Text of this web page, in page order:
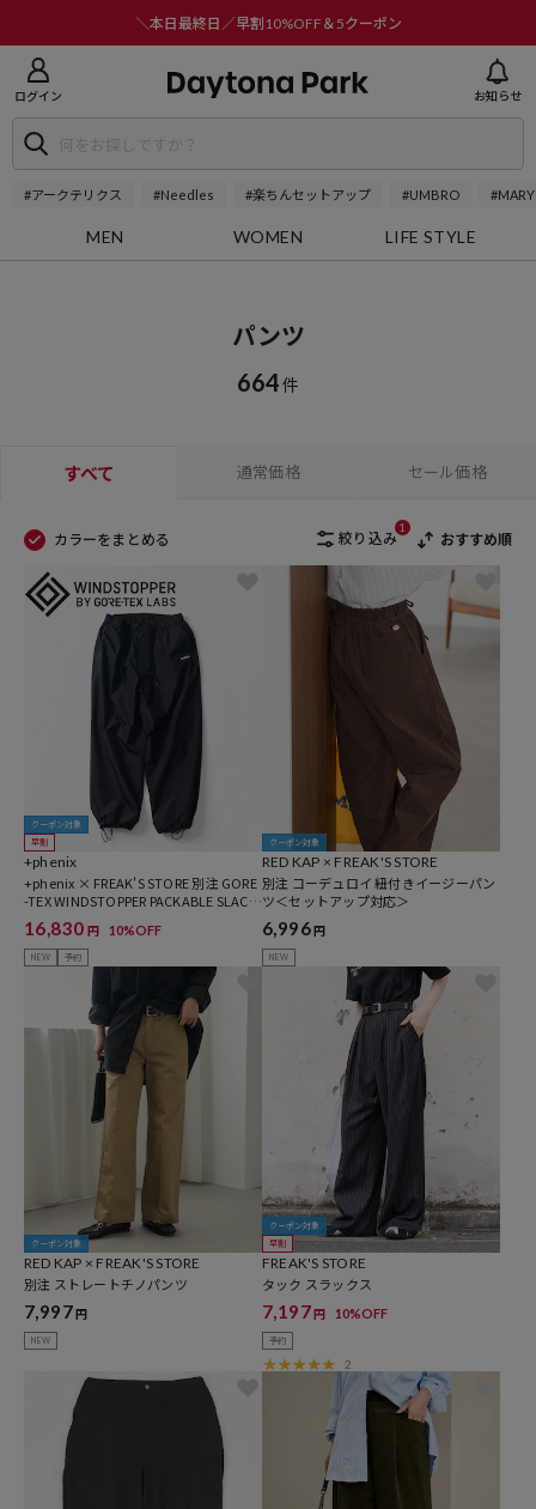
＼本日最終日／早割10%OFF＆5クーポン
ログイン お知らせ
#アークテリクス #Needles #楽ちんセットアップ #UMBRO
MEN WOMEN LIFE STYLE
パンツ
664件
すべて 通常価格 セール価格
カラーをまとめる 絞り込み
1
おすすめ順
クーポン対象
早割
+phenix
+phenix × FREAK'S STORE 別注 GORE
-TEX WINDSTOPPER PACKABLE SLACK
S【セットアップ対応】
16,830 円 10%OFF
NEW 予約
クーポン対象
RED KAP × FREAK'S STORE
別注 コーデュロイ 紐付きイージーパン
ツ＜セットアップ対応＞
6,996円
NEW
クーポン対象
RED KAP × FREAK'S STORE
別注 ストレートチノパンツ
7,997円
NEW
クーポン対象
早割
FREAK'S STORE
タック スラックス
7,197円 10%OFF
予約
2